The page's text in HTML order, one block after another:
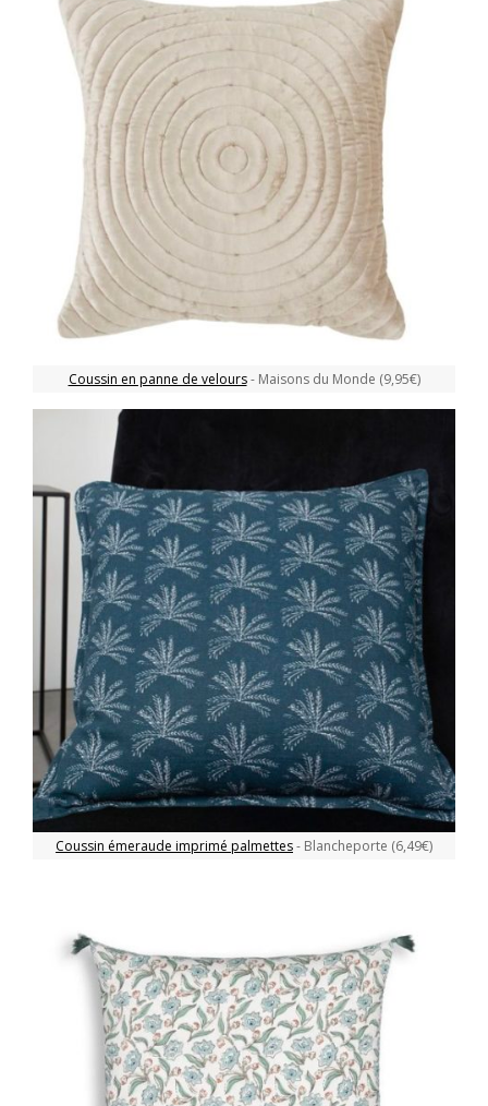
Coussin en panne de velours- Maisons du Monde (9,95€)
Coussin émeraude imprimé palmettes- Blancheporte (6,49€)